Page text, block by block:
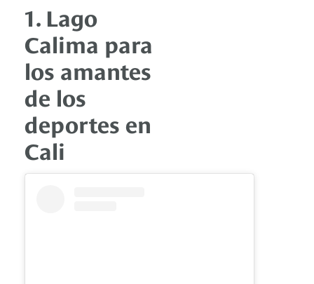
1. Lago
Calima para
los amantes
de los
deportes en
Cali